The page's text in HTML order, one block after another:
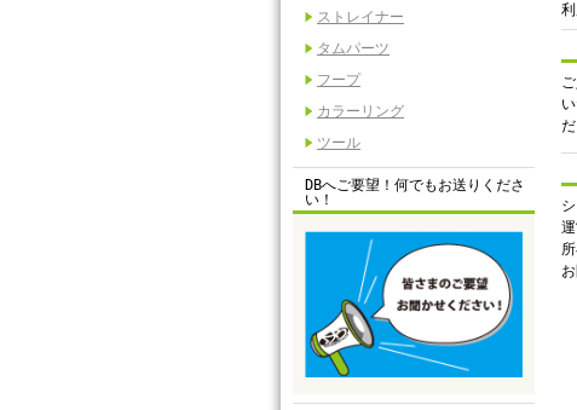
ストレイナー
タムパーツ
フープ
カラーリング
ツール
DBへご要望！何でもお送りくださ
い！